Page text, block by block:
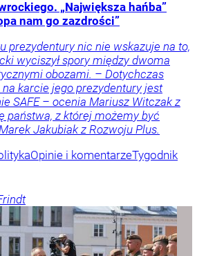
„Największa hańba”
nam go zazdrości”
prezydentury nic nie wskazuje na to,
wyciszył spory między dwoma
obozami. – Dotychczas
karcie jego prezydentury jest
SAFE – ocenia Mariusz Witczak z
państwa, z której możemy być
Jakubiak z Rozwoju Plus.
Opinie i komentarzeTygodnik